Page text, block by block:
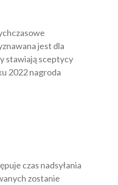
jest dla
stawiają sceptycy
2022 nagroda
czas nadsyłania
zostanie